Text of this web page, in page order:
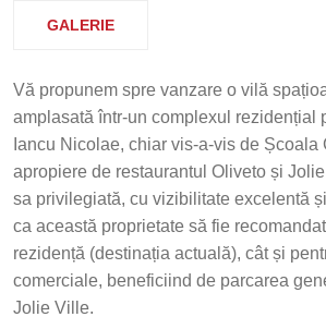
GALERIE
Vă propunem spre vanzare o vilă
amplasată într-un complexul rezidențial
Iancu Nicolae, chiar vis-a-vis de Școala
apropiere de restaurantul Oliveto și
sa privilegiată, cu vizibilitate excelentă
ca această proprietate să fie
rezidență (destinația actuală), cât și
comerciale, beneficiind de parcarea
Jolie Ville.